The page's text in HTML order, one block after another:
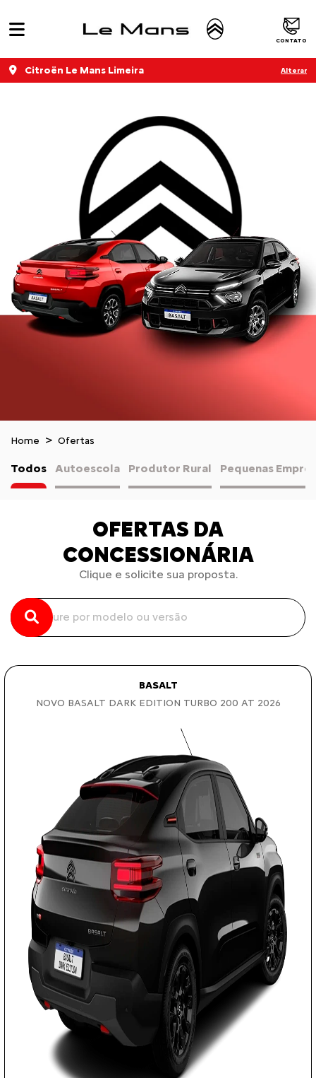
CONTATO
Citroën Le Mans Limeira Alterar
Home Ofertas
Todos Autoescola Produtor Rural Pequenas
OFERTAS DA
CONCESSIONÁRIA
Clique e solicite sua proposta.
BASALT
NOVO BASALT DARK EDITION TURBO 200 AT 2026